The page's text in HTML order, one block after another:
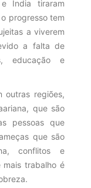
Índia tiraram
progresso tem
a viverem
a falta de
educação e
outras regiões,
que são
pessoas que
que são
conflitos e
mais trabalho é